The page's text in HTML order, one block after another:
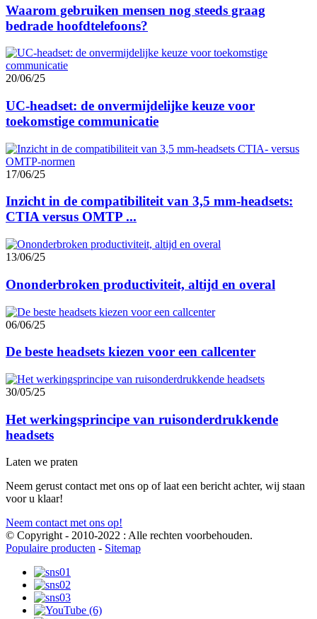
Waarom gebruiken mensen nog steeds graag
bedrade hoofdtelefoons?
20/06/25
UC-headset: de onvermijdelijke keuze voor
toekomstige communicatie
17/06/25
Inzicht in de compatibiliteit van 3,5 mm-headsets:
CTIA versus OMTP ...
13/06/25
Ononderbroken productiviteit, altijd en overal
06/06/25
De beste headsets kiezen voor een callcenter
30/05/25
Het werkingsprincipe van ruisonderdrukkende
headsets
Laten we praten
Neem gerust contact met ons op of laat een bericht achter, wij staan
voor u klaar!
Neem contact met ons op!
© Copyright - 2010-2022 : Alle rechten voorbehouden.
Populaire producten - Sitemap